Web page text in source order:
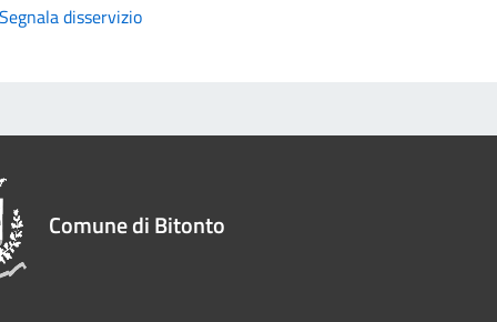
Segnala disservizio
Comune di Bitonto